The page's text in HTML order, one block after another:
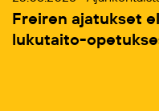
Freiren ajatukset
lukutaito-